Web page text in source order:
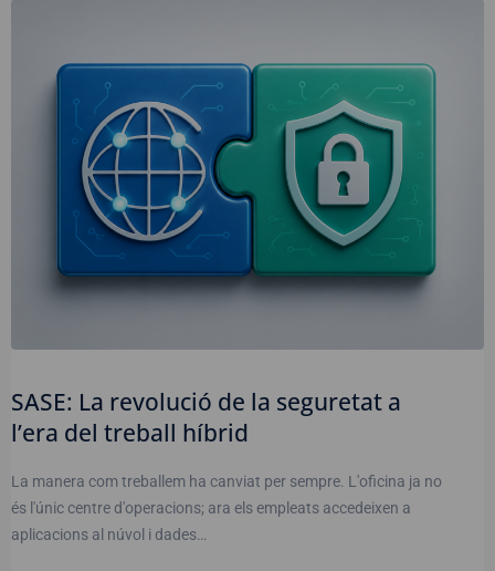
SASE: La revolució de la seguretat a
l’era del treball híbrid
La manera com treballem ha canviat per sempre. L'oficina ja no
és l'únic centre d'operacions; ara els empleats accedeixen a
aplicacions al núvol i dades…